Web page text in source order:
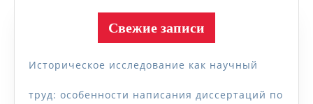
Свежие записи
Историческое исследование как научный
труд: особенности написания диссертаций по